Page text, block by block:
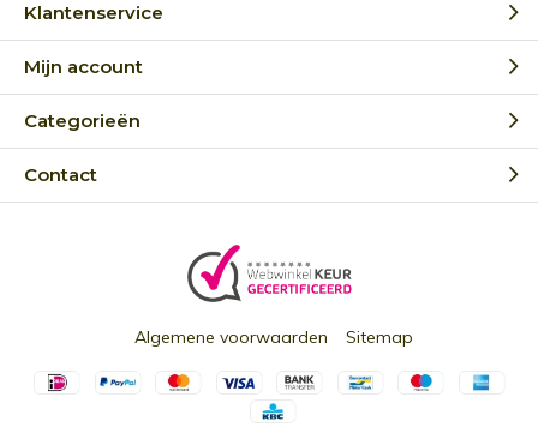
Klantenservice
Mijn account
Categorieën
Contact
Algemene voorwaarden Sitemap